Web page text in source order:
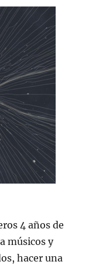
4 años de
músicos y
hacer una